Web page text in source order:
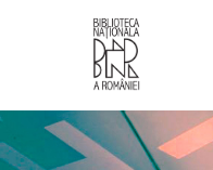
DESPRE NOI